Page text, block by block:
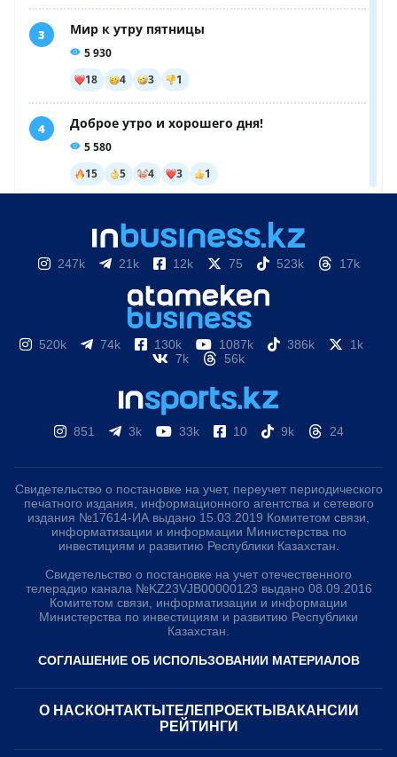
247k 21k 12k 75 523k 17k
520k 74k 130k 1087k 386k
1k
7k
56k
851 3k 33k 10 9k 24
Свидетельство о постановке на учет, переучет периодического
печатного издания, информационного агентства и сетевого
издания №17614-ИА выдано 15.03.2019 Комитетом связи,
информатизации и информации Министерства по
инвестициям и развитию Республики Казахстан.
Свидетельство о постановке на учет отечественного
телерадио канала №KZ23VJB00000123 выдано 08.09.2016
Комитетом связи, информатизации и информации
Министерства по инвестициям и развитию Республики
Казахстан.
СОГЛАШЕНИЕ ОБ ИСПОЛЬЗОВАНИИ МАТЕРИАЛОВ
О НАС КОНТАКТЫ ТЕЛЕПРОЕКТЫ ВАКАНСИИ
РЕЙТИНГИ